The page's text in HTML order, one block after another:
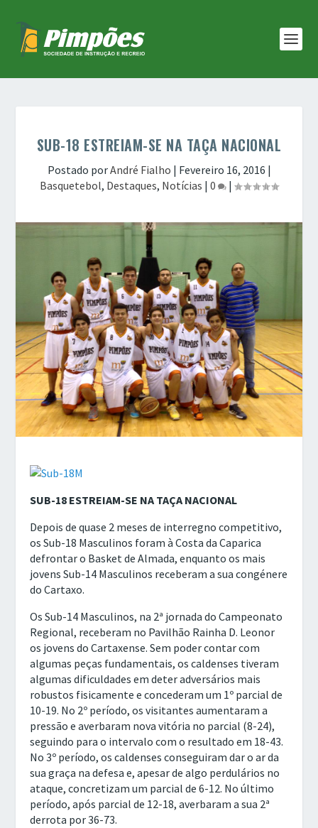
SUB-18 ESTREIAM-SE NA TAÇA NACIONAL
Postado porAndré Fialho | Fevereiro 16, 2016 |
Basquetebol, Destaques, Notícias | 0 |
SUB-18 ESTREIAM-SE NA TAÇA NACIONAL
Depois de quase 2 meses de interregno competitivo,
os Sub-18 Masculinos foram à Costa da Caparica
defrontar o Basket de Almada, enquanto os mais
jovens Sub-14 Masculinos receberam a sua congénere
do Cartaxo.
Os Sub-14 Masculinos, na 2ª jornada do Campeonato
Regional, receberam no Pavilhão Rainha D. Leonor
os jovens do Cartaxense. Sem poder contar com
algumas peças fundamentais, os caldenses tiveram
algumas dificuldades em deter adversários mais
robustos fisicamente e concederam um 1º parcial de
10-19. No 2º período, os visitantes aumentaram a
pressão e averbaram nova vitória no parcial (8-24),
seguindo para o intervalo com o resultado em 18-43.
No 3º período, os caldenses conseguiram dar o ar da
sua graça na defesa e, apesar de algo perdulários no
ataque, concretizam um parcial de 6-12. No último
período, após parcial de 12-18, averbaram a sua 2ª
derrota por 36-73.